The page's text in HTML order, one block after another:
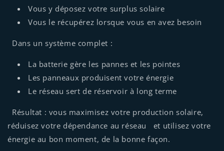
Vous y déposez votre surplus solaire
Vous le récupérez lorsque vous en avez besoin
Dans un système complet :
La batterie gère les pannes et les pointes
Les panneaux produisent votre énergie
Le réseau sert de réservoir à long terme
Résultat : vous maximisez votre production solaire,
réduisez votre dépendance au réseau et utilisez votre
énergie au bon moment, de la bonne façon.